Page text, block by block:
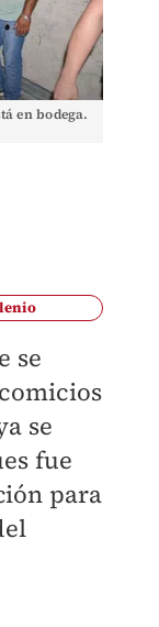
en bodega.
se
se
fue
para